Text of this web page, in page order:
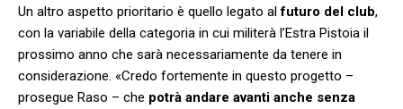
Un altro aspetto prioritario è quello legato alfuturo del club,
con la variabile della categoria in cui militerà l’Estra Pistoia il
prossimo anno che sarà necessariamente da tenere in
considerazione. «Credo fortemente in questo progetto –
prosegue Raso – che potrà andare avanti anche senza